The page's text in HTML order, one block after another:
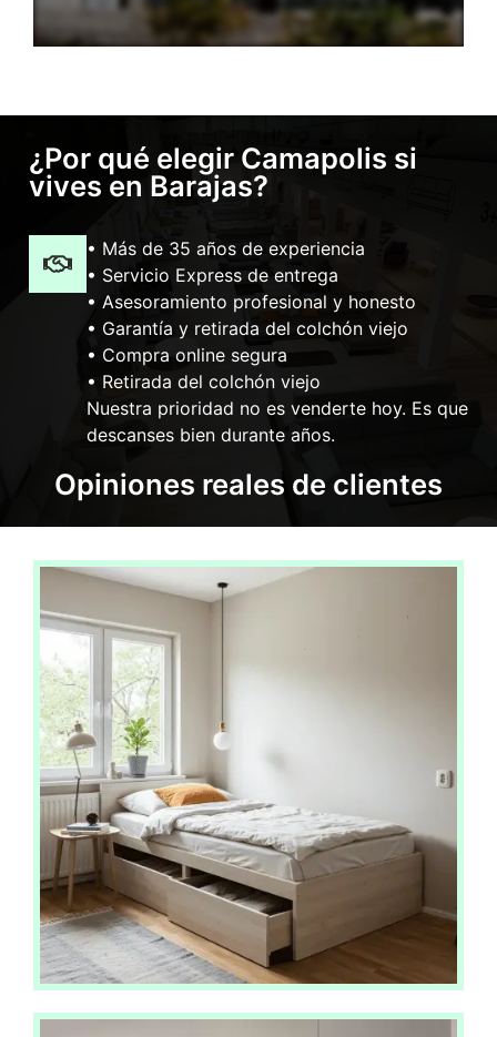
¿Por qué elegir Camapolis si
vives en Barajas?
• Más de 35 años de experiencia
• Servicio Express de entrega
• Asesoramiento profesional y honesto
• Garantía y retirada del colchón viejo
• Compra online segura
• Retirada del colchón viejo
Nuestra prioridad no es venderte hoy. Es que
descanses bien durante años.
Opiniones reales de clientes